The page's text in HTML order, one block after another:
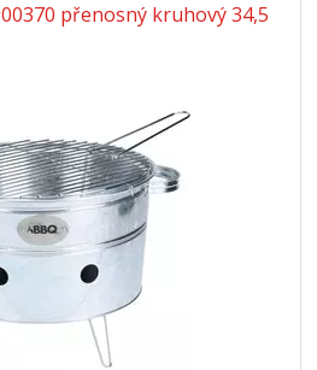
přenosný kruhový 34,5